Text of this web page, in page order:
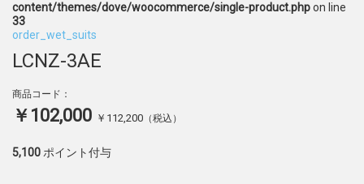
content/themes/dove/woocommerce/single-product.phpon line
33
order_wet_suits
LCNZ-3AE
商品コード：
￥102,000 ￥112,200 （税込）
5,100 ポイント付与